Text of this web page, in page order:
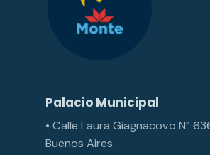
Palacio Municipal
• Calle Laura Giagnacovo N°
Buenos Aires.